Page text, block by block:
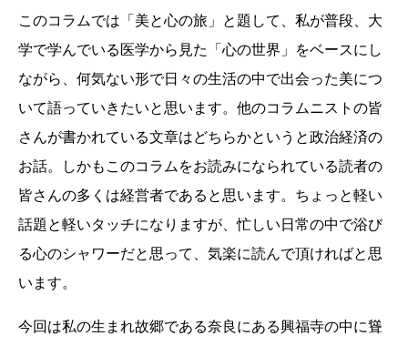
このコラムでは「美と心の旅」と題して、私が普段、大
学で学んでいる医学から見た「心の世界」をベースにし
ながら、何気ない形で日々の生活の中で出会った美につ
いて語っていきたいと思います。他のコラムニストの皆
さんが書かれている文章はどちらかというと政治経済の
お話。しかもこのコラムをお読みになられている読者の
皆さんの多くは経営者であると思います。ちょっと軽い
話題と軽いタッチになりますが、忙しい日常の中で浴び
る心のシャワーだと思って、気楽に読んで頂ければと思
います。
今回は私の生まれ故郷である奈良にある興福寺の中に聳